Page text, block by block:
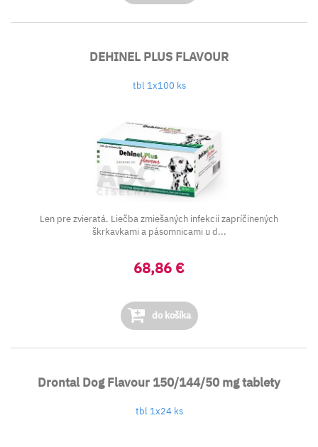
DEHINEL PLUS FLAVOUR
tbl 1x100 ks
Len pre zvieratá. Liečba zmiešaných infekcií zapríčinených
škrkavkami a pásomnicami u d...
68,86 €
do košíka
Drontal Dog Flavour 150/144/50 mg tablety
tbl 1x24 ks